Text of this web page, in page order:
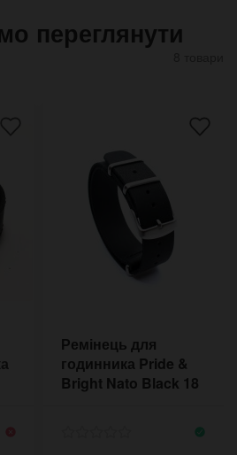
переглянути
Ремінець для
годинника Pride &
Bright Nato Black 18